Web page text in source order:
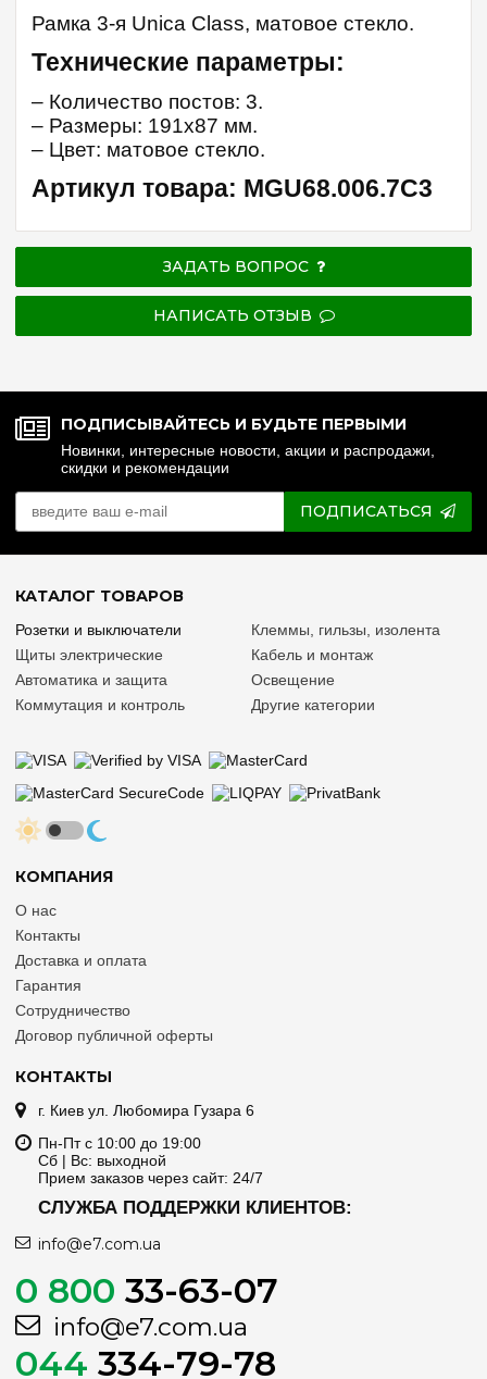
Рамка 3-я Unica Class, матовое стекло.
Технические параметры:
– Количество постов: 3.
– Размеры: 191х87 мм.
– Цвет: матовое стекло.
Артикул товара: MGU68.006.7C3
ЗАДАТЬ ВОПРОС
НАПИСАТЬ ОТЗЫВ
ПОДПИСЫВАЙТЕСЬ И БУДЬТЕ ПЕРВЫМИ
Новинки, интересные новости, акции и распродажи,
скидки и рекомендации
ПОДПИСАТЬСЯ
КОНТАКТЫ
г. Киев ул. Любомира Гузара 6
Пн-Пт с 10:00 до 19:00
Сб | Вс: выходной
Прием заказов через сайт: 24/7
СЛУЖБА ПОДДЕРЖКИ КЛИЕНТОВ:
info@e7.com.ua
0 800 33-63-07
info@e7.com.ua
044 334-79-78
КОМПАНИЯ
О нас
Контакты
Доставка и оплата
Гарантия
Сотрудничество
Договор публичной оферты
КАТАЛОГ ТОВАРОВ
Розетки и выключатели
Щиты электрические
Автоматика и защита
Коммутация и контроль
Клеммы, гильзы, изолента
Кабель и монтаж
Освещение
Другие категории